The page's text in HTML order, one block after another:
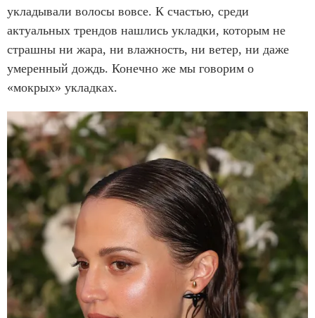
укладывали волосы вовсе. К счастью, среди
актуальных трендов нашлись укладки, которым не
страшны ни жара, ни влажность, ни ветер, ни даже
умеренный дождь. Конечно же мы говорим о
«мокрых» укладках.